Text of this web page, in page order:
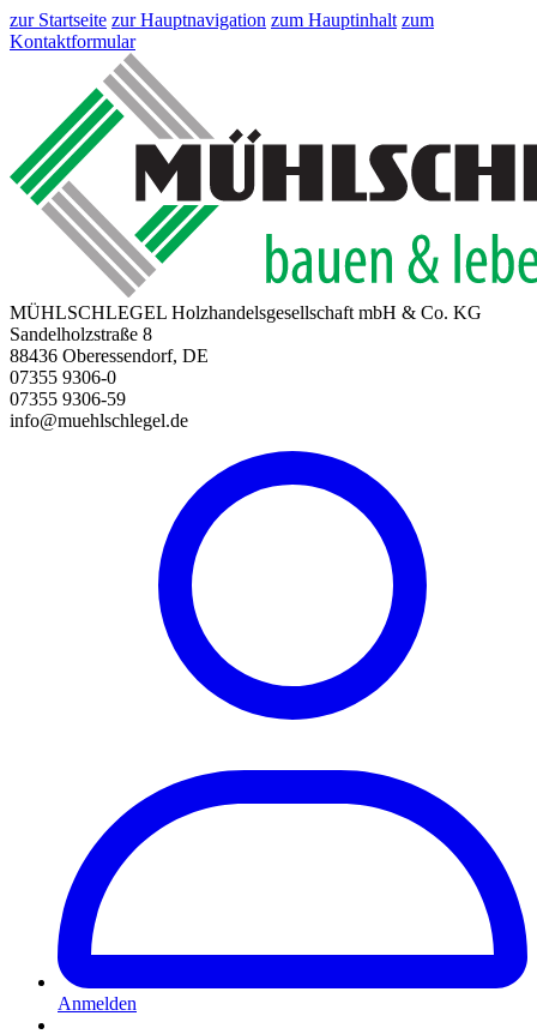
zur Startseite zur Hauptnavigation zum Hauptinhalt zum
Kontaktformular
MÜHLSCHLEGEL Holzhandelsgesellschaft mbH & Co. KG
Sandelholzstraße 8
88436 Oberessendorf, DE
07355 9306-0
07355 9306-59
info@muehlschlegel.de
Anmelden